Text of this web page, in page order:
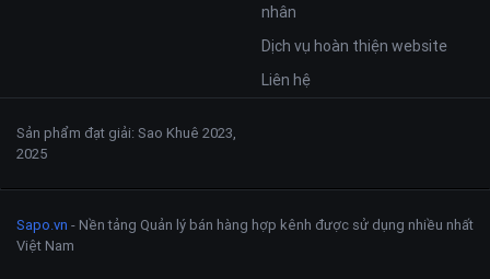
nhân
Dịch vụ hoàn thiện website
Liên hệ
Sapo.vn - Nền tảng Quản lý bán hàng hợp kênh được sử dụng nhiều nhất
Việt Nam
Sản phẩm đạt giải: Sao Khuê 2023,
2025